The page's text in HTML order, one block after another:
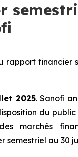
rapport financier
2025. Sanofi
du
marchés
semestriel au 30